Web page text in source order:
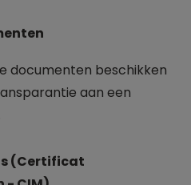
documenten beschikken
aan een
(Certificat